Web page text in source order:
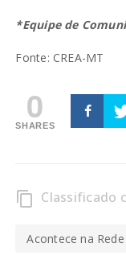
*Equipe de
Fonte: CREA-MT
0
SHARES
content_copy Classificado
Acontece na Rede